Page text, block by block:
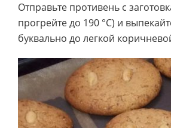
Отправьте противень с
прогрейте до 190 °C) и
буквально до легкой